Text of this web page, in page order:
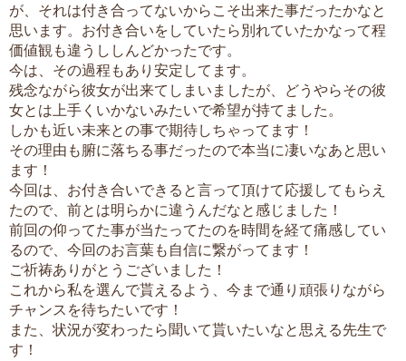
が、それは付き合ってないからこそ出来た事だったかなと
思います。お付き合いをしていたら別れていたかなって程
価値観も違うししんどかったです。
今は、その過程もあり安定してます。
残念ながら彼女が出来てしまいましたが、どうやらその彼
女とは上手くいかないみたいで希望が持てました。
しかも近い未来との事で期待しちゃってます！
その理由も腑に落ちる事だったので本当に凄いなあと思い
ます！
今回は、お付き合いできると言って頂けて応援してもらえ
たので、前とは明らかに違うんだなと感じました！
前回の仰ってた事が当たってたのを時間を経て痛感してい
るので、今回のお言葉も自信に繋がってます！
ご祈祷ありがとうございました！
これから私を選んで貰えるよう、今まで通り頑張りながら
チャンスを待ちたいです！
また、状況が変わったら聞いて貰いたいなと思える先生で
す！